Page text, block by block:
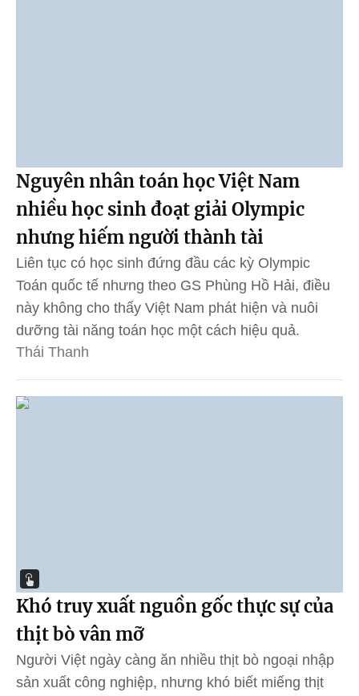
Nguyên nhân toán học Việt Nam
nhiều học sinh đoạt giải Olympic
nhưng hiếm người thành tài
Liên tục có học sinh đứng đầu các kỳ Olympic
Toán quốc tế nhưng theo GS Phùng Hồ Hải, điều
này không cho thấy Việt Nam phát hiện và nuôi
dưỡng tài năng toán học một cách hiệu quả.
Thái Thanh
Khó truy xuất nguồn gốc thực sự của
thịt bò vân mỡ
Người Việt ngày càng ăn nhiều thịt bò ngoại nhập
sản xuất công nghiệp, nhưng khó biết miếng thịt